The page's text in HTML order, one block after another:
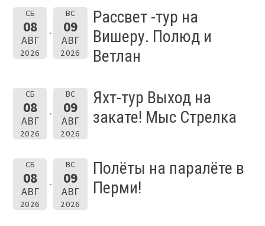
СБ
08
АВГ
2026
ВС
09
АВГ
2026
Рассвет -тур на
Вишеру. Полюд и
Ветлан
СБ
08
АВГ
2026
ВС
09
АВГ
2026
Яхт-тур Выход на
закате! Мыс Стрелка
СБ
08
АВГ
2026
ВС
09
АВГ
2026
Полёты на паралёте в
Перми!